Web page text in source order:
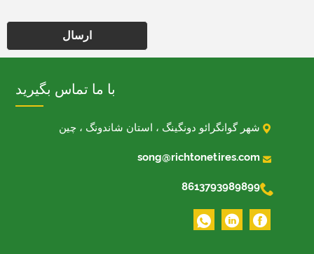
ارسال
با ما تماس بگیرید
 شهر گوانگرائو دونگینگ ، استان شاندونگ ، چین

song@richtonetires.com

8613793989899